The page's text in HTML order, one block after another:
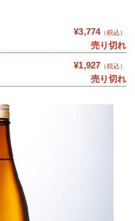
¥3,774（税込）
売り切れ
¥1,927 （税込）
売り切れ